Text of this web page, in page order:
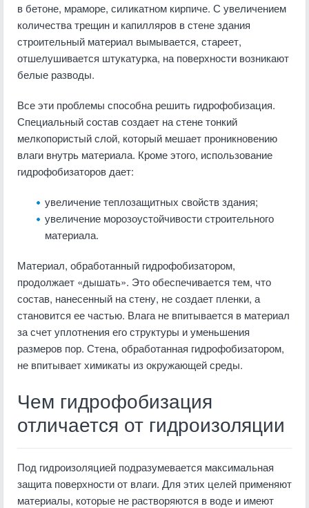
в бетоне, мраморе, силикатном кирпиче. С увеличением
количества трещин и капилляров в стене здания
строительный материал вымывается, стареет,
отшелушивается штукатурка, на поверхности возникают
белые разводы.
Все эти проблемы способна решить гидрофобизация.
Специальный состав создает на стене тонкий
мелкопористый слой, который мешает проникновению
влаги внутрь материала. Кроме этого, использование
гидрофобизаторов дает:
увеличение теплозащитных свойств здания;
увеличение морозоустойчивости строительного
материала.
Материал, обработанный гидрофобизатором,
продолжает «дышать». Это обеспечивается тем, что
состав, нанесенный на стену, не создает пленки, а
становится ее частью. Влага не впитывается в материал
за счет уплотнения его структуры и уменьшения
размеров пор. Стена, обработанная гидрофобизатором,
не впитывает химикаты из окружающей среды.
Чем гидрофобизация
отличается от гидроизоляции
Под гидроизоляцией подразумевается максимальная
защита поверхности от влаги. Для этих целей применяют
материалы, которые не растворяются в воде и имеют